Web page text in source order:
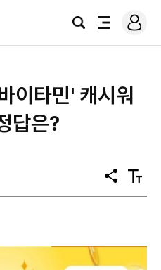
검
전
로
그
이타민' 캐시워
답은?
공
유
텍
스